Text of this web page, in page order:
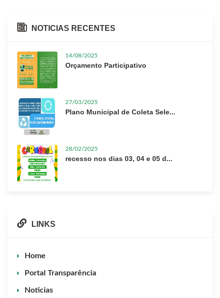
NOTICIAS RECENTES
14/08/2025
Orçamento Participativo
27/03/2025
Plano Municipal de Coleta Sele...
28/02/2025
recesso nos dias 03, 04 e 05 d...
LINKS
Home
Portal Transparência
Noticias